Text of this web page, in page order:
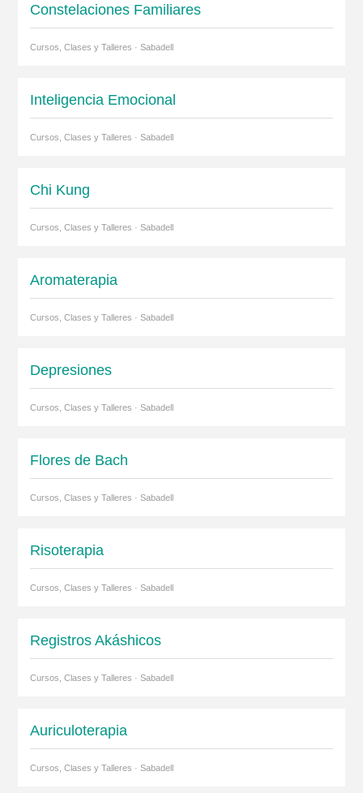
Constelaciones Familiares
Cursos, Clases y Talleres · Sabadell
Inteligencia Emocional
Cursos, Clases y Talleres · Sabadell
Chi Kung
Cursos, Clases y Talleres · Sabadell
Aromaterapia
Cursos, Clases y Talleres · Sabadell
Depresiones
Cursos, Clases y Talleres · Sabadell
Flores de Bach
Cursos, Clases y Talleres · Sabadell
Risoterapia
Cursos, Clases y Talleres · Sabadell
Registros Akáshicos
Cursos, Clases y Talleres · Sabadell
Auriculoterapia
Cursos, Clases y Talleres · Sabadell